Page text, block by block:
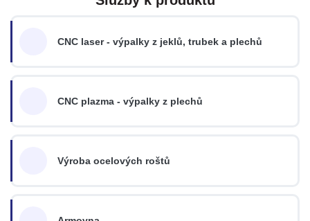
CNC laser - výpalky z jeklů, trubek a plechů
CNC plazma - výpalky z plechů
Výroba ocelových roštů